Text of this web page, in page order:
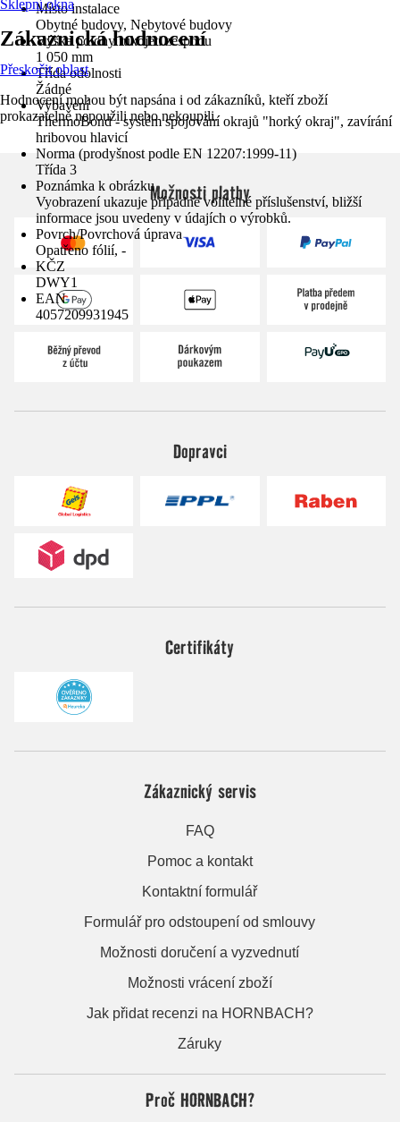
Místo instalace
Obytné budovy, Nebytové budovy
Výška polohy rukojeti zespodu
1 050 mm
Třída odolnosti
Žádné
Vybavení
ThermoBond - systém spojování okrajů "horký okraj", zavírání
hribovou hlavicí
Norma (prodyšnost podle EN 12207:1999-11)
Třída 3
Poznámka k obrázku
Vyobrazení ukazuje případně volitelné příslušenství, bližší
informace jsou uvedeny v údajích o výrobků.
Povrch/Povrchová úprava
Opatřeno fólií, -
KČZ
DWY1
EAN
4057209931945
Sklepní okna
Zákaznická hodnocení
Přeskočit oblast
Hodnocení mohou být napsána i od zákazníků, kteří zboží
prokazatelně nepoužili nebo nekoupili.
Možnosti platby
Dopravci
Certifikáty
Zákaznický servis
FAQ
Pomoc a kontakt
Kontaktní formulář
Formulář pro odstoupení od smlouvy
Možnosti doručení a vyzvednutí
Možnosti vrácení zboží
Jak přidat recenzi na HORNBACH?
Záruky
Proč HORNBACH?